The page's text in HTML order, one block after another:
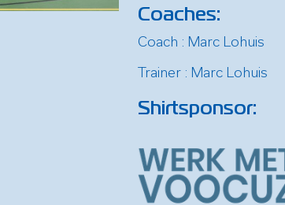
Coaches:
Coach : Marc Lohuis
Trainer : Marc Lohuis
Shirtsponsor: